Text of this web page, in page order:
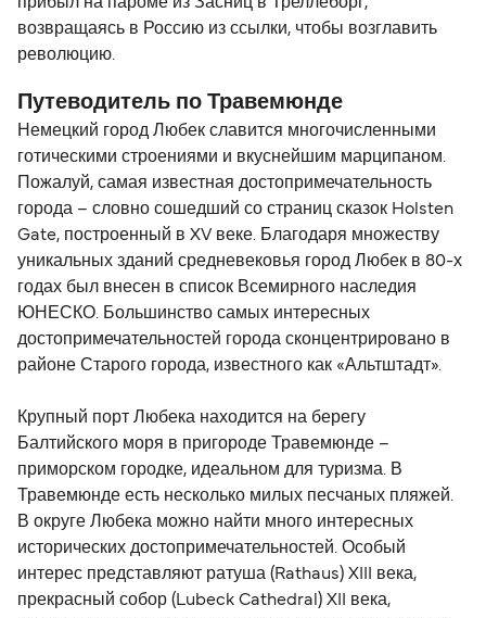
прибыл на пароме из Засниц в Треллеборг,
возвращаясь в Россию из ссылки, чтобы возглавить
революцию.
Путеводитель по Травемюнде
Немецкий город Любек славится многочисленными
готическими строениями и вкуснейшим марципаном.
Пожалуй, самая известная достопримечательность
города – словно сошедший со страниц сказок Holsten
Gate, построенный в XV веке. Благодаря множеству
уникальных зданий средневековья город Любек в 80-х
годах был внесен в список Всемирного наследия
ЮНЕСКО. Большинство самых интересных
достопримечательностей города сконцентрировано в
районе Старого города, известного как «Альтштадт».
Крупный порт Любека находится на берегу
Балтийского моря в пригороде Травемюнде –
приморском городке, идеальном для туризма. В
Травемюнде есть несколько милых песчаных пляжей.
В округе Любека можно найти много интересных
исторических достопримечательностей. Особый
интерес представляют ратуша (Rathaus) XIII века,
прекрасный собор (Lubeck Cathedral) XII века,